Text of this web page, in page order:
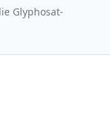
Glyphosat-